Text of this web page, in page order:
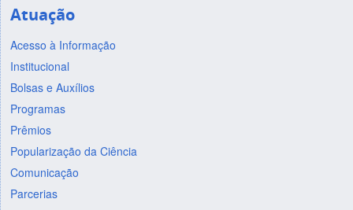
Atuação
Acesso à Informação
Institucional
Bolsas e Auxílios
Programas
Prêmios
Popularização da Ciência
Comunicação
Parcerias